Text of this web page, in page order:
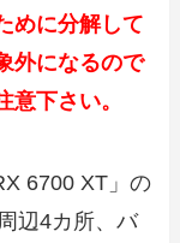
めに分解して
外になるので
下さい。
6700 XT」の
辺4カ所、バ